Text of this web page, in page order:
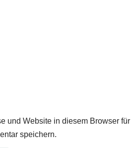
und Website in diesem Browser für
speichern.